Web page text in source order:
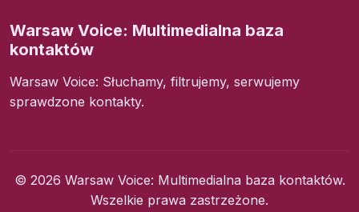
Warsaw Voice: Multimedialna baza
kontaktów
Warsaw Voice: Słuchamy, filtrujemy, serwujemy
sprawdzone kontakty.
© 2026 Warsaw Voice: Multimedialna baza kontaktów.
Wszelkie prawa zastrzeżone.